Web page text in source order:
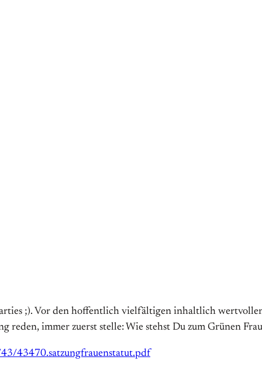
;). Vor den hoffentlich vielfältigen inhaltlich
reden, immer zuerst stelle: Wie stehst Du zum Grünen
43470.satzungfrauenstatut.pdf